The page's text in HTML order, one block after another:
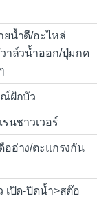
น้ำดี/อะไหล่
าล์วน้ำออก/ปุ่มกด
ฝักบัว
นชาวเวอร์
อ่าง/ตะแกรงกัน
ปิด-ปิดน้ำ>สต๊อ